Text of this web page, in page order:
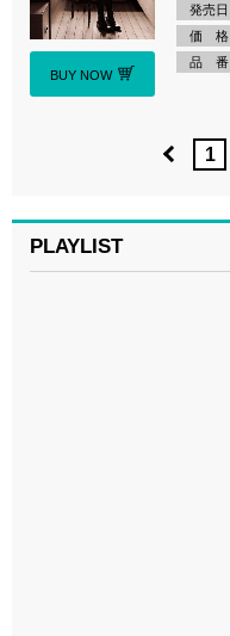
BUY NOW
発売日
価 格
品 番
1
PLAYLIST